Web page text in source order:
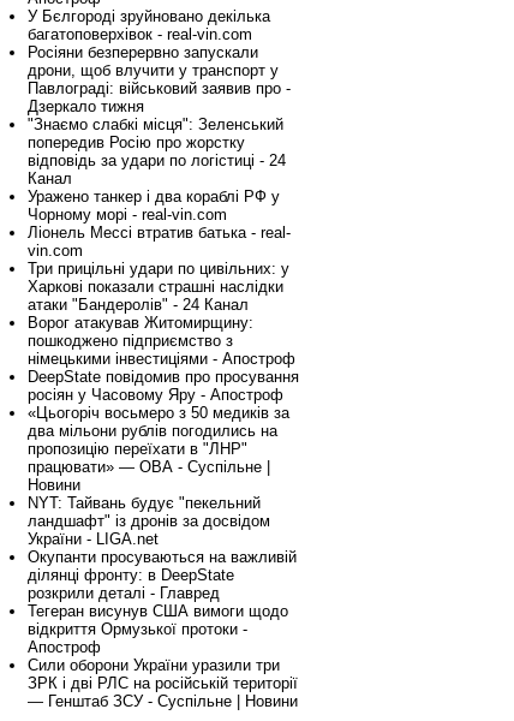
У Бєлгороді зруйновано декілька
багатоповерхівок - real-vin.com
Росіяни безперервно запускали
дрони, щоб влучити у транспорт у
Павлограді: військовий заявив про -
Дзеркало тижня
"Знаємо слабкі місця": Зеленський
попередив Росію про жорстку
відповідь за удари по логістиці - 24
Канал
Уражено танкер і два кораблі РФ у
Чорному морі - real-vin.com
Ліонель Мессі втратив батька - real-
vin.com
Три прицільні удари по цивільних: у
Харкові показали страшні наслідки
атаки "Бандеролів" - 24 Канал
Ворог атакував Житомирщину:
пошкоджено підприємство з
німецькими інвестиціями - Апостроф
DeepState повідомив про просування
росіян у Часовому Яру - Апостроф
«Цьогоріч восьмеро з 50 медиків за
два мільони рублів погодились на
пропозицію переїхати в "ЛНР"
працювати» — ОВА - Суспільне |
Новини
NYT: Тайвань будує "пекельний
ландшафт" із дронів за досвідом
України - LIGA.net
Окупанти просуваються на важливій
ділянці фронту: в DeepState
розкрили деталі - Главред
Тегеран висунув США вимоги щодо
відкриття Ормузької протоки -
Апостроф
Сили оборони України уразили три
ЗРК і дві РЛС на російській території
— Генштаб ЗСУ - Суспільне | Новини